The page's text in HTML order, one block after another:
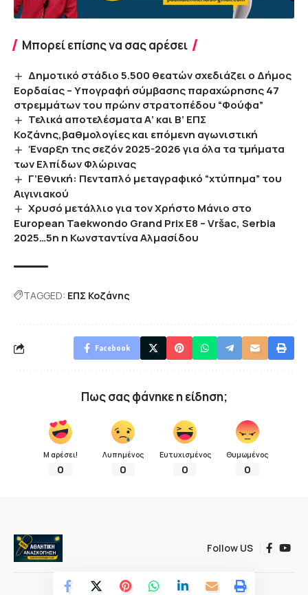
Μπορεί επίσης να σας αρέσει
Δημοτικό στάδιο 5.500 θεατών σχεδιάζει ο Δήμος
Εορδαίας – Υπογραφή σύμβασης παραχώρησης 47
στρεμμάτων του πρώην στρατοπέδου “Φούφα”
Τελικά αποτελέσματα Α’ και Β’ ΕΠΣ
Κοζάνης,βαθμολογίες και επόμενη αγωνιστική
Έναρξη της σεζόν 2025-2026 για όλα τα τμήματα
των Ελπίδων Φλώρινας
Γ’Εθνική: Πενταπλό μεταγραφικό “χτύπημα” του
Αιγινιακού
Χρυσό μετάλλιο για τον Χρήστο Μάνιο στο
European Taekwondo Grand Prix E8 – Vršac, Serbia
2025…5η η Κωνσταντίνα Αλμασίδου
TAGGED: ΕΠΣ Κοζάνης
Facebook
Πως σας φάνηκε η είδηση;
Μ αρέσει!
0
Λυπημένος
0
Ευτυχισμένος
0
Θυμωμένος
0
Follow US
© 2022 Αθλητική ανασκόπηση